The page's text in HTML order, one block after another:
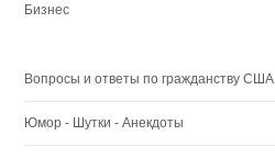
Бизнес
Вопросы и ответы по гражданству США
Юмор - Шутки - Анекдоты